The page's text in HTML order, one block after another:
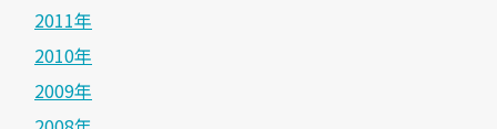
2011年
2010年
2009年